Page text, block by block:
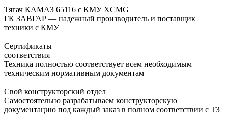
Тягач КАМАЗ 65116 с КМУ XCMG
ГК ЗАВГАР — надежный производитель и поставщик
техники с КМУ
Сертификаты
соответствия
Техника полностью соответствует всем необходимым
техническим нормативным документам
Свой конструкторский отдел
Самостоятельно разрабатываем конструкторскую
документацию под каждый заказ в полном соответствии с ТЗ